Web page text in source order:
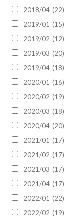
2018/04 (22)
2019/01 (15)
2019/02 (12)
2019/03 (20)
2019/04 (18)
2020/01 (16)
2020/02 (19)
2020/03 (18)
2020/04 (20)
2021/01 (17)
2021/02 (17)
2021/03 (17)
2021/04 (17)
2022/01 (22)
2022/02 (19)